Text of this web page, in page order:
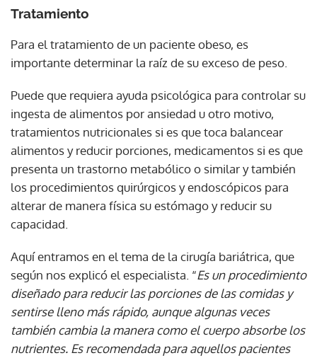
Tratamiento
Para el tratamiento de un paciente obeso, es
importante determinar la raíz de su exceso de peso.
Puede que requiera ayuda psicológica para controlar su
ingesta de alimentos por ansiedad u otro motivo,
tratamientos nutricionales si es que toca balancear
alimentos y reducir porciones, medicamentos si es que
presenta un trastorno metabólico o similar y también
los procedimientos quirúrgicos y endoscópicos para
alterar de manera física su estómago y reducir su
capacidad.
Aquí entramos en el tema de la cirugía bariátrica, que
según nos explicó el especialista. “Es un procedimiento
diseñado para reducir las porciones de las comidas y
sentirse lleno más rápido, aunque algunas veces
también cambia la manera como el cuerpo absorbe los
nutrientes. Es recomendada para aquellos pacientes